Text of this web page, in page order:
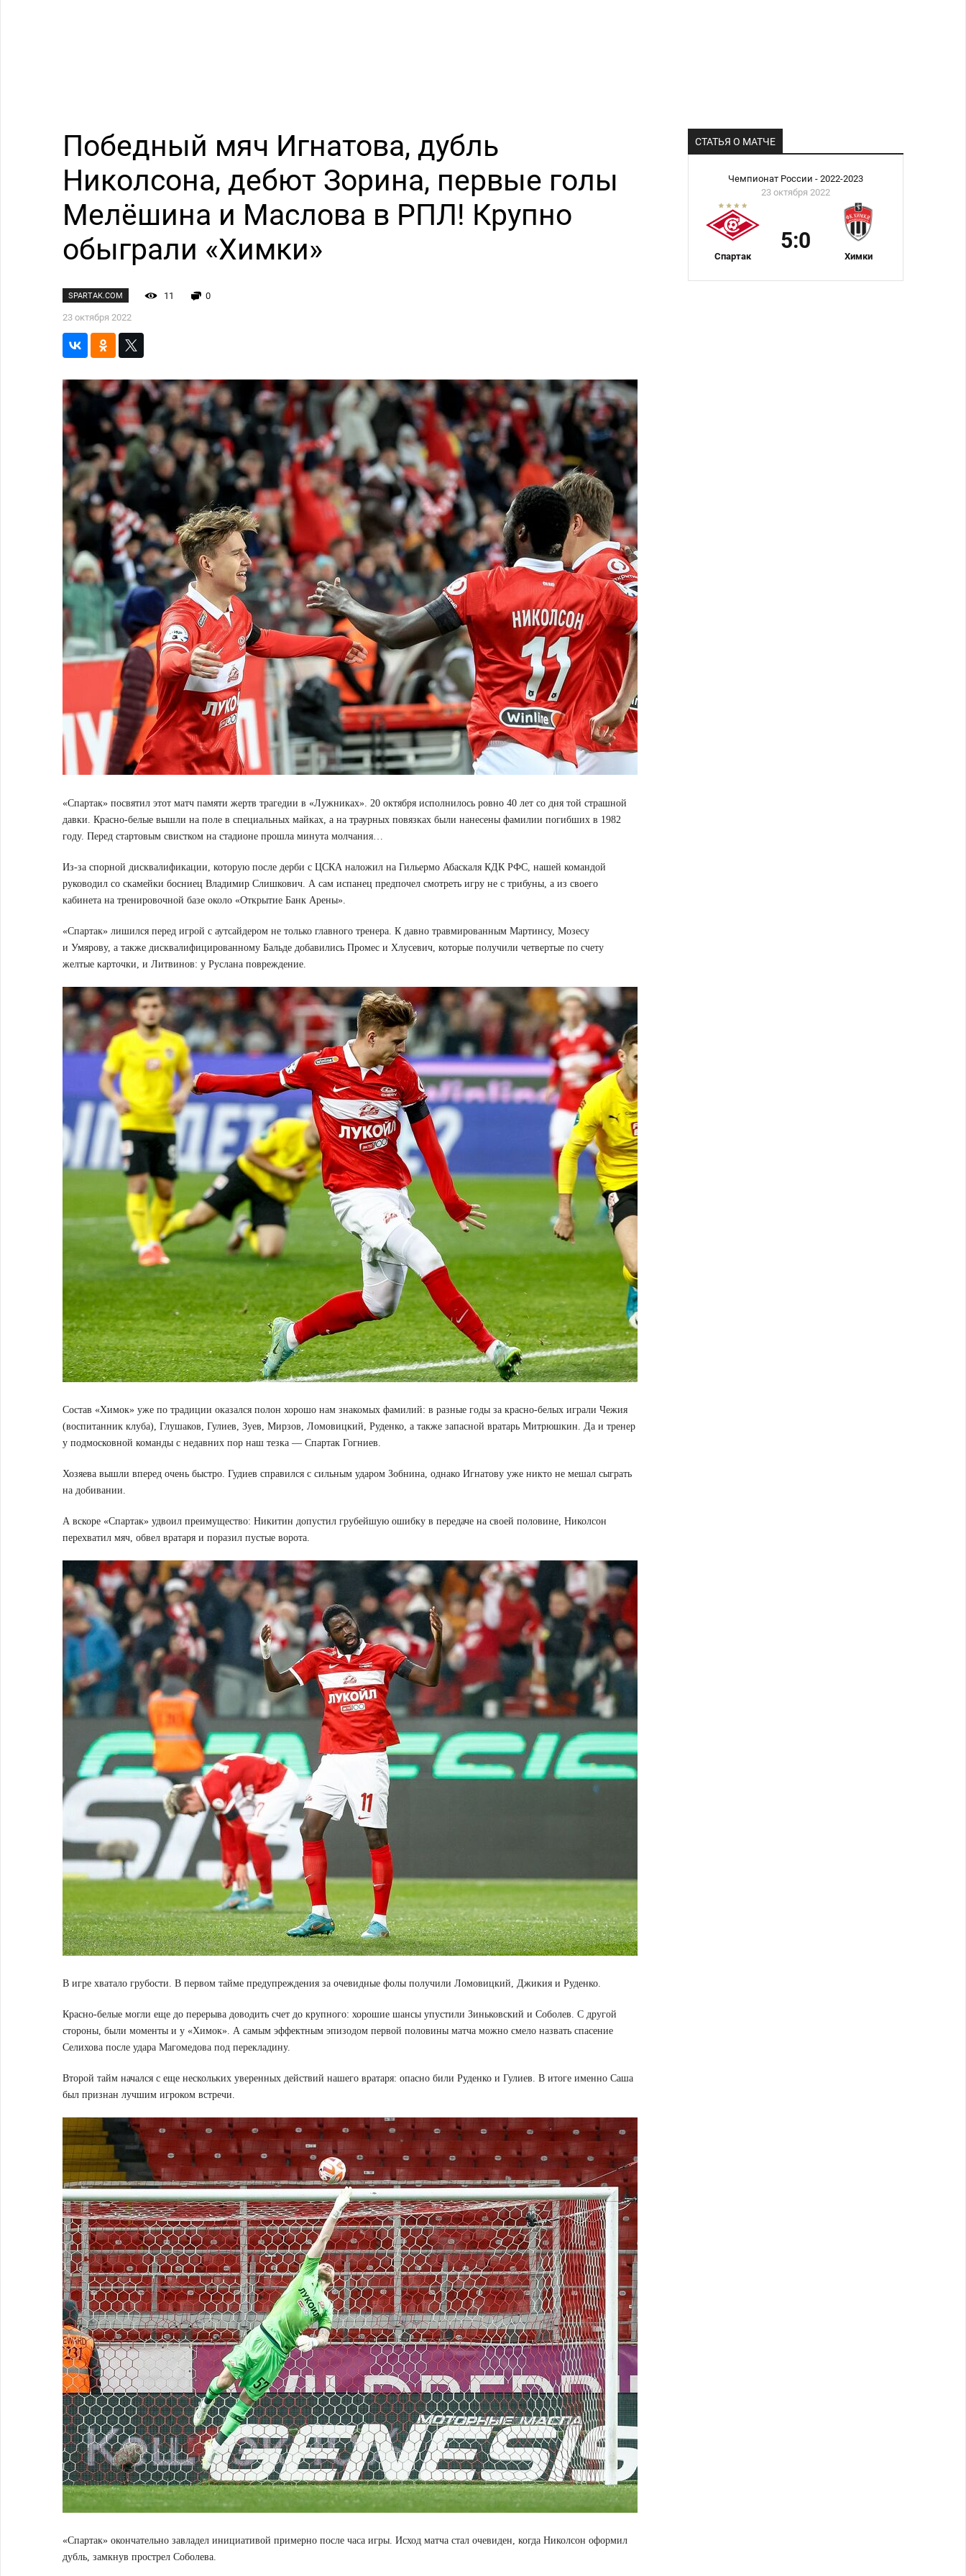
Победный мяч Игнатова, дубль
Николсона, дебют Зорина, первые голы
Мелёшина и Маслова в РПЛ! Крупно
обыграли «Химки»
SPARTAK.COM 11
0
23 октября 2022
«Спартак» посвятил этот матч памяти жертв трагедии в «Лужниках». 20 октября исполнилось ровно 40 лет со дня той страшной
давки. Красно-белые вышли на поле в специальных майках, а на траурных повязках были нанесены фамилии погибших в 1982
году. Перед стартовым свистком на стадионе прошла минута молчания…
Из-за спорной дисквалификации, которую после дерби с ЦСКА наложил на Гильермо Абаскаля КДК РФС, нашей командой
руководил со скамейки босниец Владимир Слишкович. А сам испанец предпочел смотреть игру не с трибуны, а из своего
кабинета на тренировочной базе около «Открытие Банк Арены».
«Спартак» лишился перед игрой с аутсайдером не только главного тренера. К давно травмированным Мартинсу, Мозесу
и Умярову, а также дисквалифицированному Бальде добавились Промес и Хлусевич, которые получили четвертые по счету
желтые карточки, и Литвинов: у Руслана повреждение.
Состав «Химок» уже по традиции оказался полон хорошо нам знакомых фамилий: в разные годы за красно-белых играли Чежия
(воспитанник клуба), Глушаков, Гулиев, Зуев, Мирзов, Ломовицкий, Руденко, а также запасной вратарь Митрюшкин. Да и тренер
у подмосковной команды с недавних пор наш тезка — Спартак Гогниев.
Хозяева вышли вперед очень быстро. Гудиев справился с сильным ударом Зобнина, однако Игнатову уже никто не мешал сыграть
на добивании.
А вскоре «Спартак» удвоил преимущество: Никитин допустил грубейшую ошибку в передаче на своей половине, Николсон
перехватил мяч, обвел вратаря и поразил пустые ворота.
В игре хватало грубости. В первом тайме предупреждения за очевидные фолы получили Ломовицкий, Джикия и Руденко.
Красно-белые могли еще до перерыва доводить счет до крупного: хорошие шансы упустили Зиньковский и Соболев. С другой
стороны, были моменты и у «Химок». А самым эффектным эпизодом первой половины матча можно смело назвать спасение
Селихова после удара Магомедова под перекладину.
Второй тайм начался с еще нескольких уверенных действий нашего вратаря: опасно били Руденко и Гулиев. В итоге именно Саша
был признан лучшим игроком встречи.
«Спартак» окончательно завладел инициативой примерно после часа игры. Исход матча стал очевиден, когда Николсон оформил
дубль, замкнув прострел Соболева.
СТАТЬЯ О МАТЧЕ
Чемпионат России - 2022-2023
23 октября 2022
Спартак
5:0
Химки